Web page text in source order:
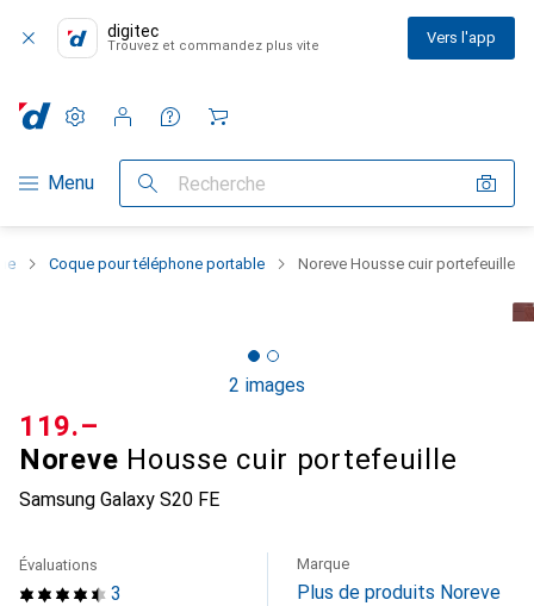
digitec
Trouvez et commandez plus vite Vers l'app
Navigation par catégorie
Menu Recherche
Paramètres
Compte client
Listes de comparaison
Listes d'envies
Panier
Coque pour téléphone portable Noreve Housse cuir portefeuille
2 images
Noreve Housse cuir portefeuille
Samsung Galaxy S20 FE
CHF
119.–
3
Évaluations Marque
Plus de produits Noreve